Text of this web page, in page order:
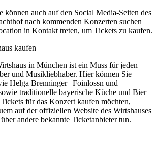
können auch auf den Social Media-Seiten des
nach kommenden Konzerten suchen
in Kontakt treten, um Tickets zu kaufen.
kaufen
in München ist ein Muss für jeden
und Musikliebhaber. Hier können Sie
Helga Brenninger | Foinlossn und
traditionelle bayerische Küche und Bier
für das Konzert kaufen möchten,
auf der offiziellen Website des Wirtshauses
andere bekannte Ticketanbieter tun.